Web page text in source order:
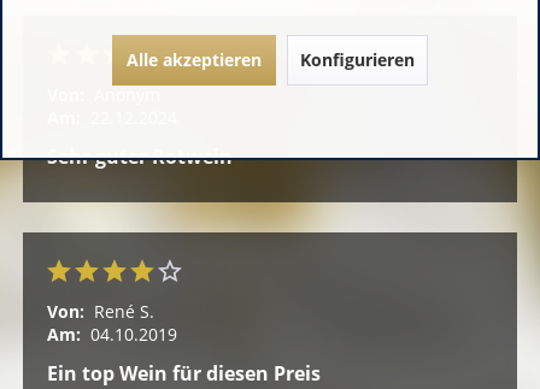
Sehr guter Rotwein
Von: René S.
Am: 04.10.2019
Ein top Wein für diesen Preis
Alle akzeptieren Konfigurieren